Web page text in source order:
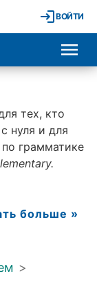
ВОЙТИ
тех, кто
нуля и для
грамматике
больше »
>